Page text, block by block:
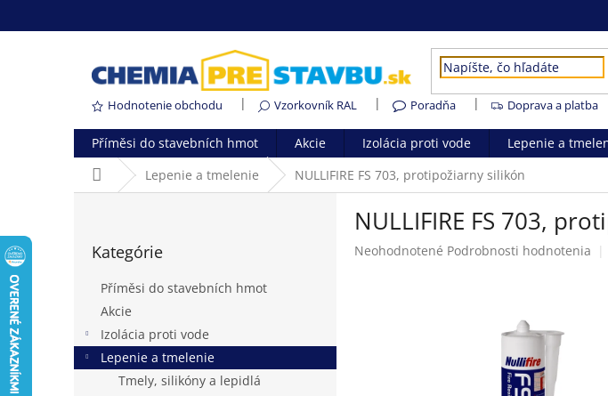
Hodnotenie obchodu Vzorkovník RAL Poradňa Doprava a platba
Příměsi do stavebních hmot Akcie Izolácia proti vode Lepenie a
DomovLepenie a tmelenie NULLIFIRE FS 703, protipožiarny silikón
kategórie
Kategórie
Příměsi do stavebních hmot
Akcie
Izolácia proti vode
Lepenie a tmelenie
Tmely, silikóny a lepidlá
NULLIFIRE FS 703,
Priemerné
Neohodnotené Podrobnosti hodnotenia